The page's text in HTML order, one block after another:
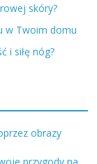
skóry?
w Twoim domu
i siłę nóg?
obrazy